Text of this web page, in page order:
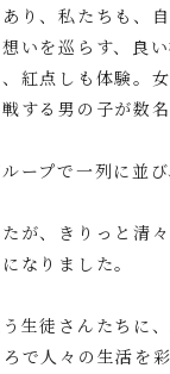
り、私たちも、
いを巡らす、良い
紅点しも体験。
する男の子が数名
ープで一列に並
が、きりっと清
なりました。
生徒さんたちに
で人々の生活を